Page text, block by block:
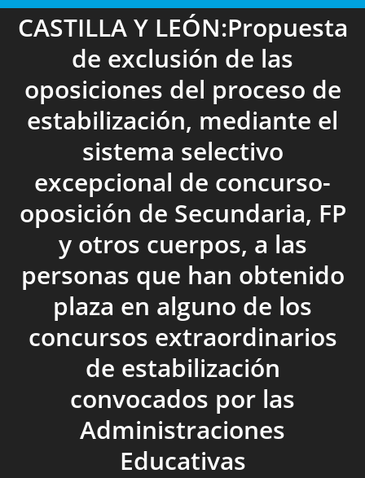
CASTILLA Y LEÓN:Propuesta
de exclusión de las
oposiciones del proceso de
estabilización, mediante el
sistema selectivo
excepcional de concurso-
oposición de Secundaria, FP
y otros cuerpos, a las
personas que han obtenido
plaza en alguno de los
concursos extraordinarios
de estabilización
convocados por las
Administraciones
Educativas